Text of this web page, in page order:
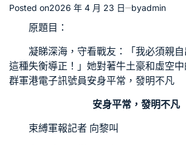
Posted on2026 年 4 月 23 日 byadmin
原題目：
凝睇深海，守看戰友：「我必須親
這種失衡導正！」她對著牛土豪和虛空
群軍港電子訊號員安身平常，發明不凡
安身平常，發明不凡
束縛軍報記者 向黎叫